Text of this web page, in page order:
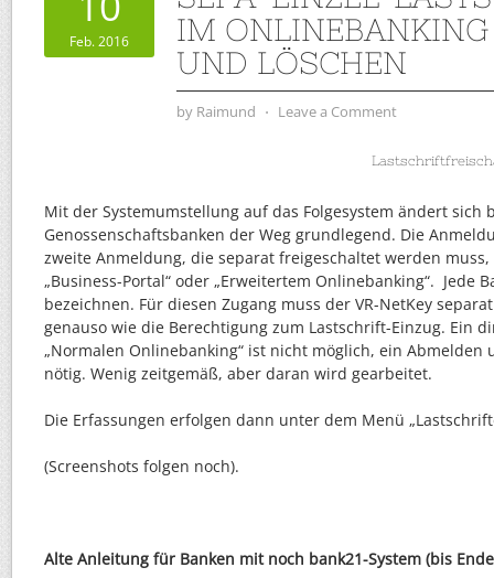
Feb. 2016
IM
UND LÖSCHEN
by Raimund ⋅ Leave a Comment
Mit der Systemumstellung auf das Folgesystem ändert sich
Genossenschaftsbanken der Weg grundlegend. Die
zweite Anmeldung, die separat freigeschaltet werden
„Business-Portal“ oder „Erweitertem Onlinebanking“. Jede
bezeichnen. Für diesen Zugang muss der VR-NetKey
genauso wie die Berechtigung zum Lastschrift-Einzug. Ein
„Normalen Onlinebanking“ ist nicht möglich, ein Abmelden
nötig. Wenig zeitgemäß, aber daran wird gearbeitet.
Die Erfassungen erfolgen dann unter dem Menü
(Screenshots folgen noch).
Alte Anleitung für Banken mit noch bank21-System (bis